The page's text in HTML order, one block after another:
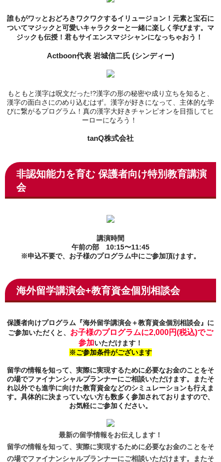
誰もがワッとおどろきワクワクするイリュージョン！元素と宝石に
ついてマジックと可愛いキャラクターと一緒に楽しく学びます。 マ
ジックも伝授！君もサイエンスマジシャンになっちゃおう！
Actboon代表 岩城信二氏 (シンディー)
もともと漢字は呪文だった!?漢字の形の秘密や成り立ちを知ると、
漢字の面白さにのめり込むはず。漢字が好きになって、主体的な学
びに繋がるプログラム！ 真の漢字大好きチャンピオンを目指してヒ
ーローになろう！
tanQ株式会社
非認知能力を育む 保護者向け特別教育講演
会
講演時間
午前の部 10:15〜11:45
※申込不要で、お子様のプログラム中にご参加頂けます。
海外留学講演会+教育資金個別相談会
保護者向けプログラム 『海外留学講演会＋教育資金個別相談会』 に
ご参加いただくと、 お子様のプログラムに2,000円(税込)でご
参加いただけます！
※ご参加条件がございます
留学の情報を知って、実際に実現するために必要なお金のことをそ
の場でファイナンシャルプランナーにご相談いただけます。またそ
れ以外でも進学に向けた教育資金などのシミュレーションも行えま
す。 具体的に決まっていない方も数多く参加されておりますので、
お気軽にご参加ください。
最新の留学情報をお伝えします！
留学の情報を知って、実際に実現するために必要なお金のことをそ
の場でファイナンシャルプランナーにご相談いただけます。またそ